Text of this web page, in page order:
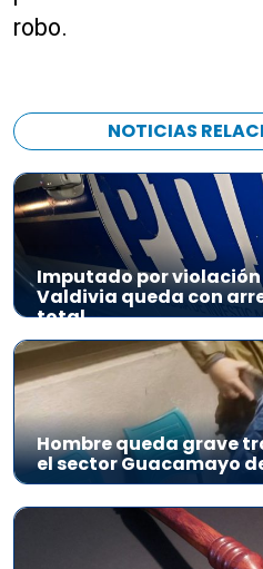
robo.
NOTICIAS
Imputado por
Valdivia queda con
total
Hombre queda grave
el sector Guacamayo